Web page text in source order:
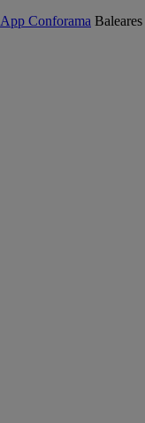
App Conforama Baleares